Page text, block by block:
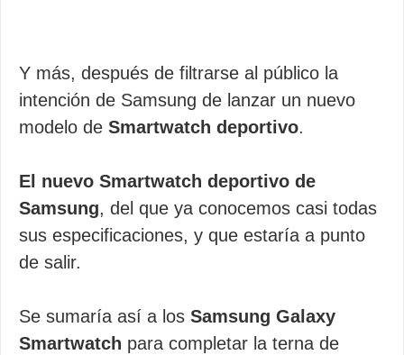
Y más, después de filtrarse al público la
intención de Samsung de lanzar un nuevo
modelo de Smartwatch deportivo.
El nuevo Smartwatch deportivo de
Samsung, del que ya conocemos casi todas
sus especificaciones, y que estaría a punto
de salir.
Se sumaría así a los Samsung Galaxy
Smartwatch para completar la terna de